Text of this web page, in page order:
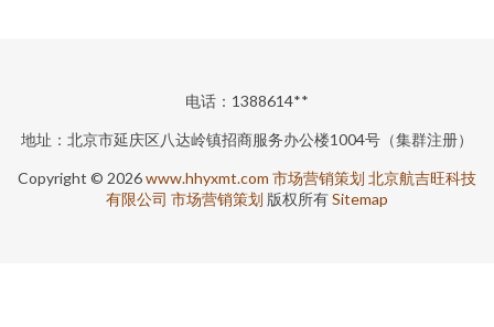
电话：1388614**
地址：北京市延庆区八达岭镇招商服务办公楼1004号（集群注册）
Copyright © 2026www.hhyxmt.com 市场营销策划 北京航吉旺科技
有限公司 市场营销策划 版权所有Sitemap